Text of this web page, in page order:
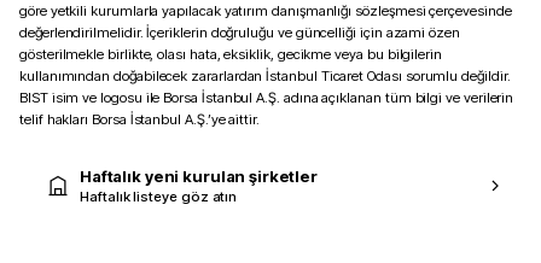
göre yetkili kurumlarla yapılacak yatırım danışmanlığı sözleşmesi çerçevesinde
değerlendirilmelidir. İçeriklerin doğruluğu ve güncelliği için azami özen
gösterilmekle birlikte, olası hata, eksiklik, gecikme veya bu bilgilerin
kullanımından doğabilecek zararlardan İstanbul Ticaret Odası sorumlu değildir.
BIST isim ve logosu ile Borsa İstanbul A.Ş. adına açıklanan tüm bilgi ve verilerin
telif hakları Borsa İstanbul A.Ş.’ye aittir.
Haftalık yeni kurulan şirketler
Haftalık listeye göz atın